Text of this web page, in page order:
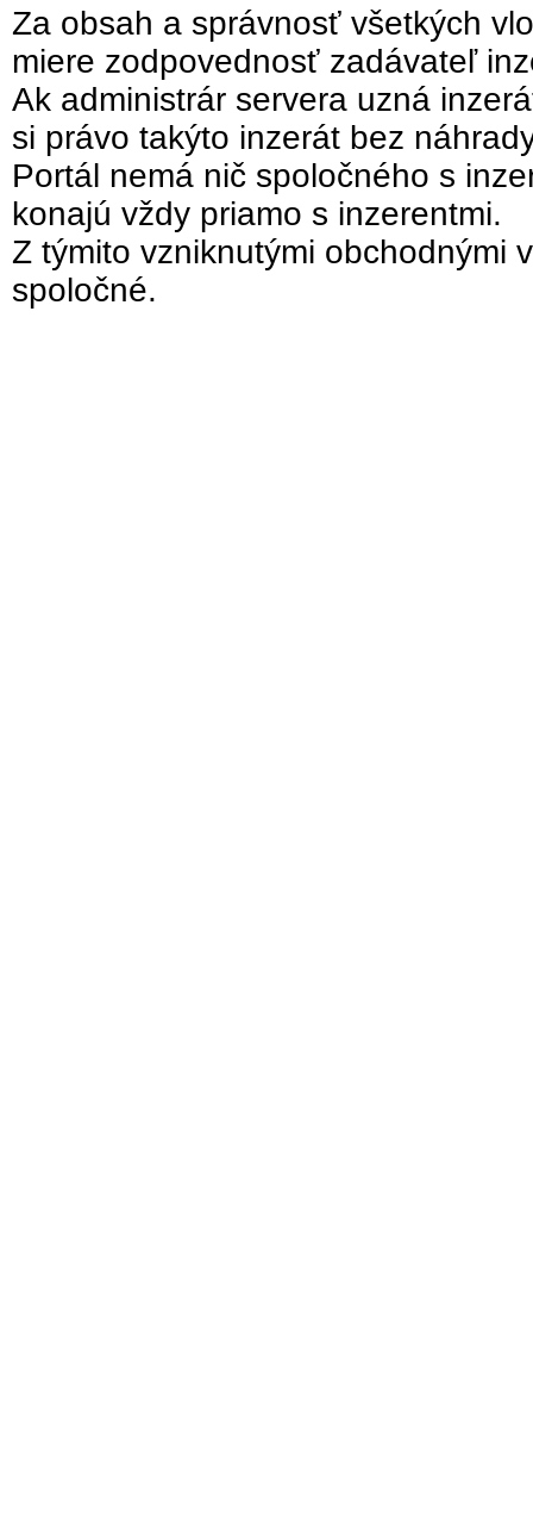
Za obsah a správnosť všetkých
miere zodpovednosť zadávateľ
Ak administrár servera uzná
si právo takýto inzerát bez
Portál nemá nič spoločného s
konajú vždy priamo s inzerentmi.
Z týmito vzniknutými obchodnými
spoločné.